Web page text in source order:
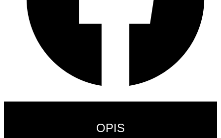
OPIS